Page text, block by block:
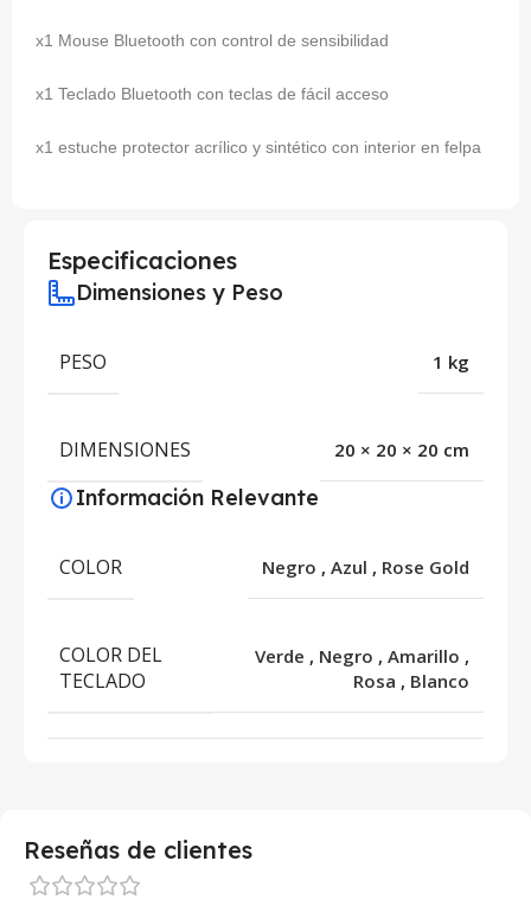
x1 Mouse Bluetooth con control de sensibilidad
x1 Teclado Bluetooth con teclas de fácil acceso
x1 estuche protector acrílico y sintético con interior en felpa
Especificaciones
Dimensiones y Peso
PESO 1 kg
DIMENSIONES 20 × 20 × 20 cm
Información Relevante
COLOR Negro , Azul , Rose Gold
COLOR DEL
TECLADO
Verde , Negro , Amarillo ,
Rosa , Blanco
Reseñas de clientes